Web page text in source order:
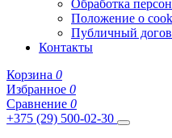
Обработка
Положение о
Публичный
Контакты
Корзина 0
Избранное 0
Сравнение 0
+375 (29) 500-02-30